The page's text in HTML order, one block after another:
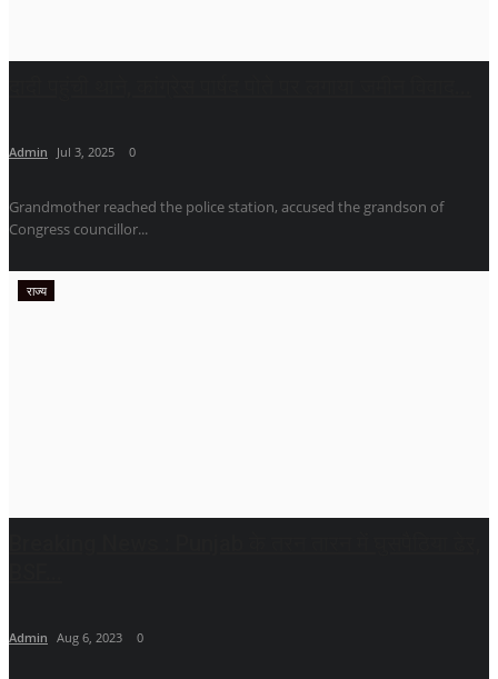
Admin Jul 3, 2025 0
Grandmother reached the police station, accused the grandson of
Congress councillor...
राज्य
Admin Aug 6, 2023 0